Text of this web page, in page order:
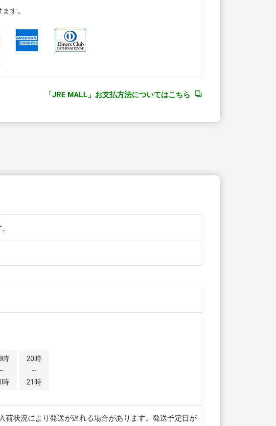
す。
「JRE MALL」お支払方法についてはこちら
時
～
時
20時
～
21時
荷状況により発送が遅れる場合があります。発送予定日が